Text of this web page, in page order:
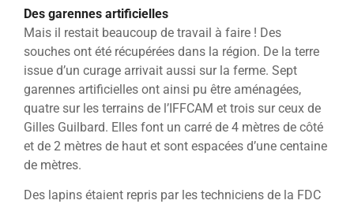
Des garennes artificielles
Mais il restait beaucoup de travail à faire ! Des
souches ont été récupérées dans la région. De la terre
issue d’un curage arrivait aussi sur la ferme. Sept
garennes artificielles ont ainsi pu être aménagées,
quatre sur les terrains de l’IFFCAM et trois sur ceux de
Gilles Guilbard. Elles font un carré de 4 mètres de côté
et de 2 mètres de haut et sont espacées d’une centaine
de mètres.
Des lapins étaient repris par les techniciens de la FDC